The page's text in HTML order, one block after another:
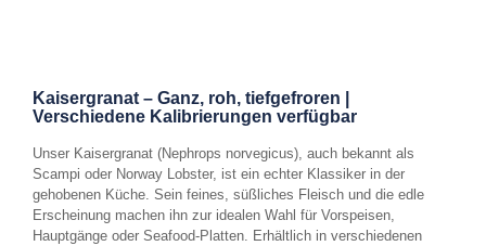
Kaisergranat – Ganz, roh, tiefgefroren |
Verschiedene Kalibrierungen verfügbar
Unser Kaisergranat (Nephrops norvegicus), auch bekannt als
Scampi oder Norway Lobster, ist ein echter Klassiker in der
gehobenen Küche. Sein feines, süßliches Fleisch und die edle
Erscheinung machen ihn zur idealen Wahl für Vorspeisen,
Hauptgänge oder Seafood-Platten. Erhältlich in verschiedenen